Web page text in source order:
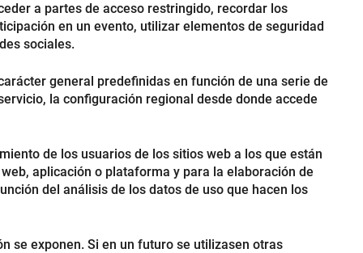
a partes de acceso restringido, recordar los
en un evento, utilizar elementos de seguridad
sociales.
general predefinidas en función de una serie de
la configuración regional desde donde accede
de los usuarios de los sitios web a los que están
aplicación o plataforma y para la elaboración de
del análisis de los datos de uso que hacen los
se exponen. Si en un futuro se utilizasen otras